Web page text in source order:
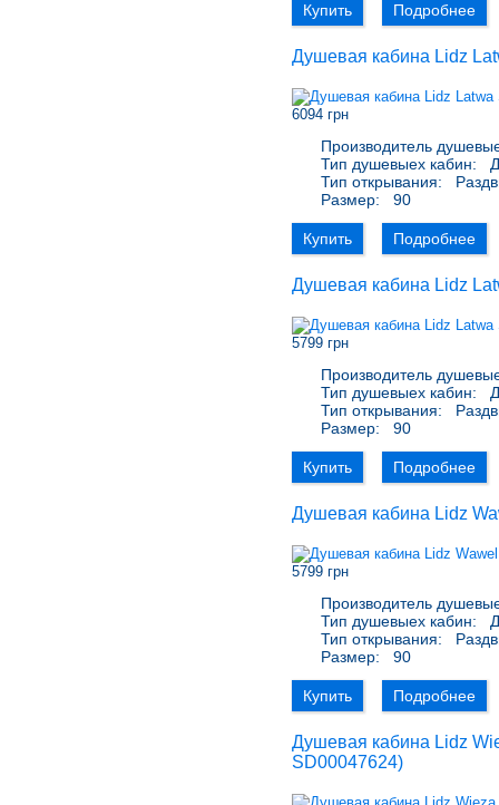
Купить Подробнее
Душевая кабина Lidz
6094 грн
Производитель
Тип душевыех кабин:
Тип открывания:
Размер:
90
Купить Подробнее
Душевая кабина Lidz
5799 грн
Производитель
Тип душевыех кабин:
Тип открывания:
Размер:
90
Купить Подробнее
Душевая кабина Lidz
5799 грн
Производитель
Тип душевыех кабин:
Тип открывания:
Размер:
90
Купить Подробнее
Душевая кабина Lidz
SD00047624)